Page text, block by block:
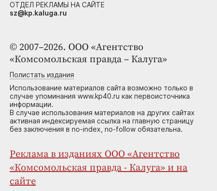
© 2007–2026. ООО «Агентство
«Комсомольская правда – Калуга»
Полистать издания
Использование материалов сайта возможно только в
случае упоминания www.kp40.ru как первоисточника
информации.
В случае использования материалов на других сайтах
активная индексируемая ссылка на главную страницу
без заключения в no-index, no-follow обязательна.
Реклама в изданиях ООО «Агентство
«Комсомольская правда - Калуга» и на
сайте
ОТДЕЛ РЕКЛАМЫ НА САЙТЕ
sz@kp.kaluga.ru